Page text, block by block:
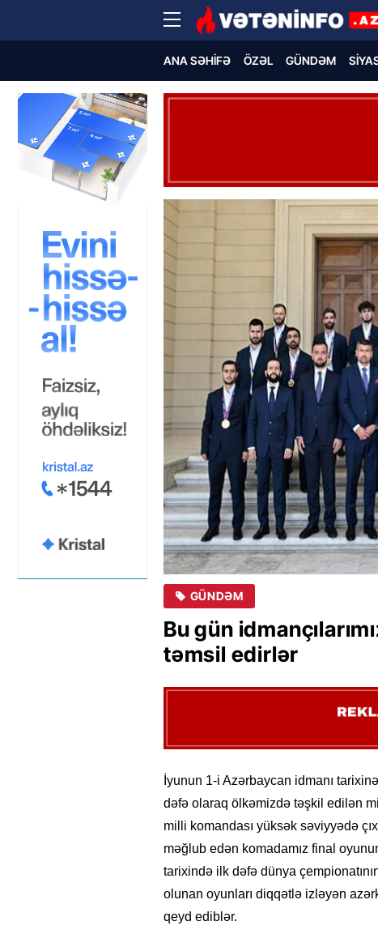
ANA SƏHIFƏ ÖZƏL GÜNDƏM
GÜNDƏM
Bu gün
təmsil edirlər
İyunun 1-i Azərbaycan idmanı
dəfə olaraq ölkəmizdə təşkil edilən
milli komandası yüksək səviyyədə
məğlub edən komadamız final
tarixində ilk dəfə dünya
olunan oyunları diqqətlə izləyən
qeyd ediblər.